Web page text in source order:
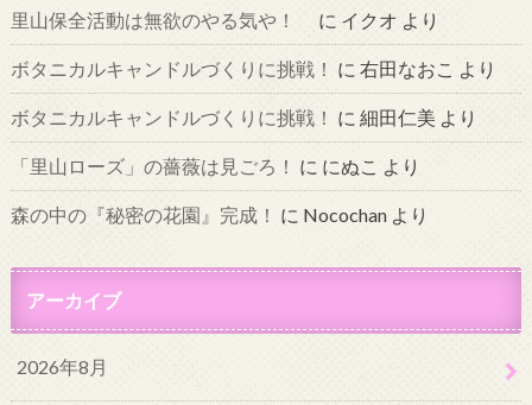
里山保全活動は無欲のやる気や！ に イクオ より
ボタニカルキャンドルづくりに挑戦！ に 右田なおこ より
ボタニカルキャンドルづくりに挑戦！ に 細田仁美 より
「里山ローズ」の薔薇は見ごろ！ に にぬこ より
森の中の『秘密の花園』完成！ に Nocochanより
アーカイブ
2026年8月